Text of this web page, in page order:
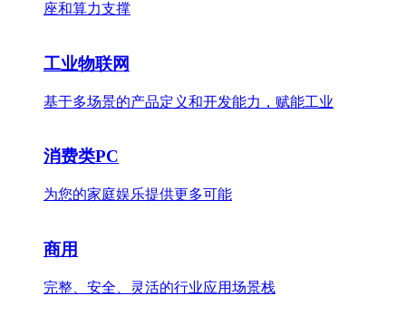
座和算力支撑
工业物联网
基于多场景的产品定义和开发能力，赋能工业
消费类PC
为您的家庭娱乐提供更多可能
商用
完整、安全、灵活的行业应用场景栈